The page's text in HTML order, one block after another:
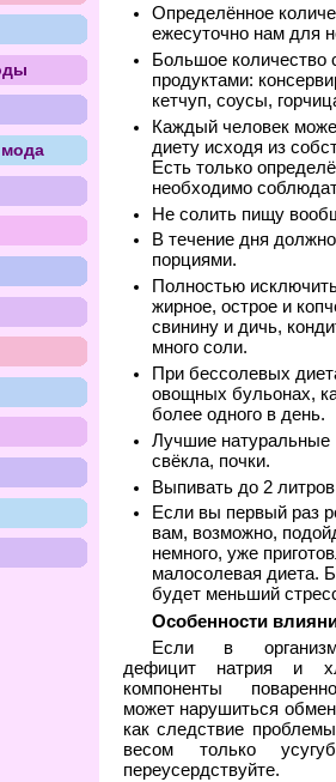
Определённое
ежесуточно нам для
Большое количество
продуктами:
кетчуп, соусы,
Каждый человек
диету исходя из
Есть только
необходимо
Не солить пищу
В течение дня
порциями.
Полностью
жирное, острое и
свинину и дичь,
много соли.
При бессолевых
овощных бульонах,
более одного в день.
Лучшие натуральные
свёкла, почки.
Выпивать до 2
Если вы первый раз
вам, возможно,
немного, уже
малосолевая диета.
будет меньший
Особенности
Если в
дефицит натрия и
компоненты
может нарушиться
как следствие
весом только
переусердствуйте.